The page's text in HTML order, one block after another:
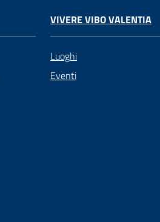
VIVERE VIBO VALENTIA
Luoghi
Eventi